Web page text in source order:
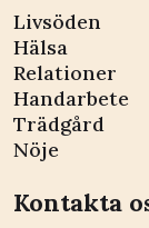
Livsöden
Hälsa
Relationer
Handarbete
Trädgård
Nöje
Kontakta